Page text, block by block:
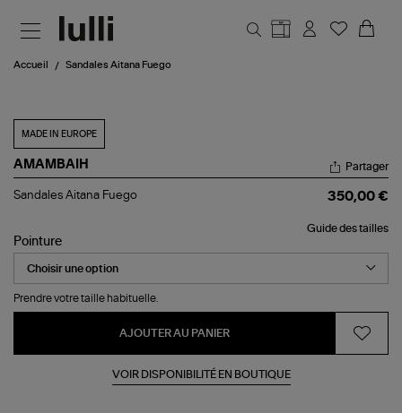
Accueil Sandales Aitana Fuego
MADE IN EUROPE
AMAMBAIH
Sandales
Partager
Sandales Aitana Fuego 350,00 €
Guide des tailles
Pointure
Prendre votre taille habituelle.
AJOUTER AU PANIER
VOIR DISPONIBILITÉ EN BOUTIQUE